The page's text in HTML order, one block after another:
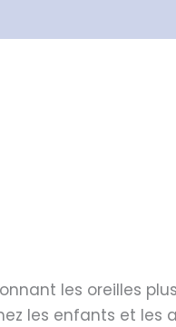
les oreilles
les enfants et les